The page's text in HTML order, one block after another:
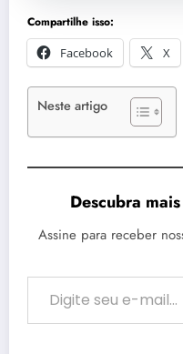
Compartilhe isso:
Facebook
X
Neste artigo
Descubra
Assine para receber
Digite seu e-mail…